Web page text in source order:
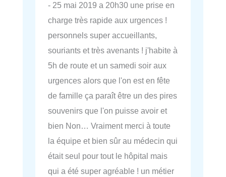
- 25 mai 2019 a 20h30 une prise en
charge très rapide aux urgences !
personnels super accueillants,
souriants et très avenants ! j'habite à
5h de route et un samedi soir aux
urgences alors que l'on est en fête
de famille ça paraît être un des pires
souvenirs que l'on puisse avoir et
bien Non… Vraiment merci à toute
la équipe et bien sûr au médecin qui
était seul pour tout le hôpital mais
qui a été super agréable ! un métier